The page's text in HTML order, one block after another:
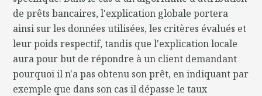
de prêts bancaires, l'explication globale portera
ainsi sur les données utilisées, les critères évalués et
leur poids respectif, tandis que l'explication locale
aura pour but de répondre à un client demandant
pourquoi il n'a pas obtenu son prêt, en indiquant par
exemple que dans son cas il dépasse le taux